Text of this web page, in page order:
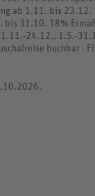
ab 1.11. bis 23.12.
31.10. 18%
24.12., 1.5.-
buchbar -